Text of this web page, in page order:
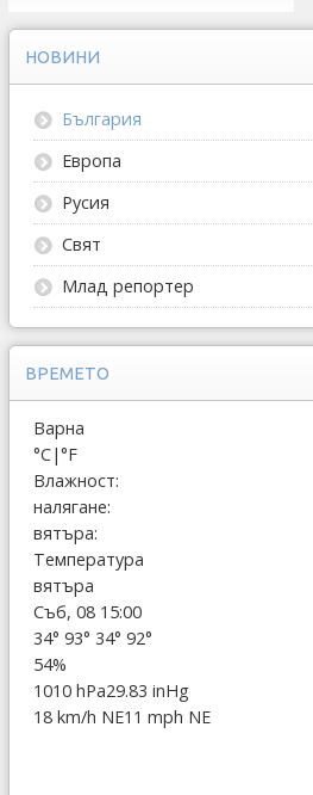
НОВИНИ
България
Европа
Русия
Свят
Млад репортер
ВРЕМЕТО
Варна
°C|°F
Влажност:
налягане:
вятъра:
Температура
вятъра
Съб, 08 15:00
34° 93° 34° 92°
54%
1010 hPa29.83 inHg
18 km/h NE11 mph NE